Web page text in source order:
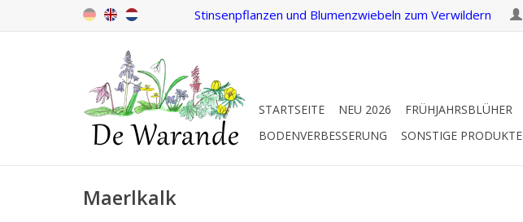
Stinsenpflanzen und Blumenzwiebeln zum Verwildern
STARTSEITE NEU 2026 FRÜHJAHRSBLÜHER
BODENVERBESSERUNG
SONSTIGE PRODUKTE
Maerlkalk